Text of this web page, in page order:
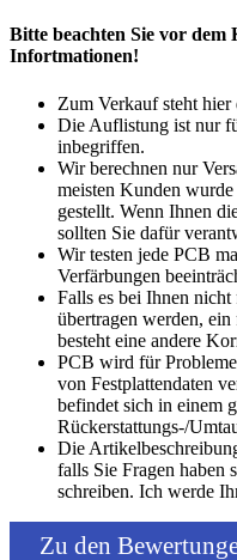
Bitte beachten Sie vor
Infortmationen!
Zum Verkauf steht
Die Auflistung ist nur
inbegriffen.
Wir berechnen nur
meisten Kunden
gestellt. Wenn Ihnen
sollten Sie dafür
Wir testen jede PCB
Verfärbungen
Falls es bei Ihnen
übertragen werden,
besteht eine andere
PCB wird für
von Festplattendaten
befindet sich in einem
Rückerstattungs-/
Die
falls Sie Fragen haben
schreiben. Ich werde
Zu den